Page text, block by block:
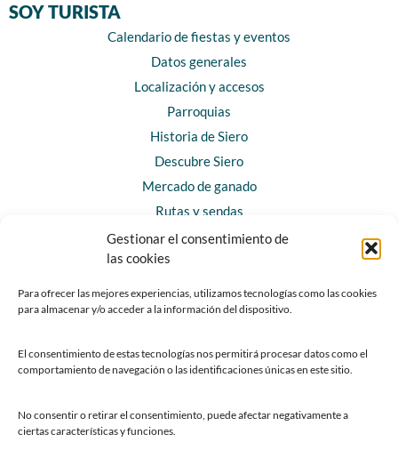
Gestionar el consentimiento de
las cookies
Para ofrecer las mejores experiencias, utilizamos tecnologías como las cookies
para almacenar y/o acceder a la información del dispositivo.
El consentimiento de estas tecnologías nos permitirá procesar datos como el
comportamiento de navegación o las identificaciones únicas en este sitio.
No consentir o retirar el consentimiento, puede afectar negativamente a
ciertas características y funciones.
SOY TURISTA
Calendario de fiestas y eventos
Datos generales
Localización y accesos
Parroquias
Historia de Siero
Descubre Siero
Mercado de ganado
Rutas y sendas
Horarios y contacto
Teléfonos de interés
Chatbot Siero
SEDES ELECTRÓNICAS
Sede del Ayuntamiento de Siero